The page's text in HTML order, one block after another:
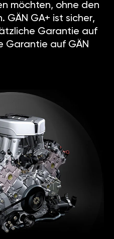
möchten, ohne den
GÄN GA+ ist sicher,
Garantie auf
Garantie auf GÄN